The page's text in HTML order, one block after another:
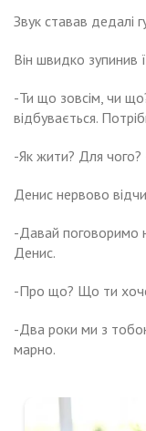
Звук ставав дедалі
Він швидко зупинив
-Ти що зовсім, чи
відбувається.
-Як жити? Для чого?
Денис нервово
-Давай поговоримо
Денис.
-Про що? Що ти
-Два роки ми з
марно.